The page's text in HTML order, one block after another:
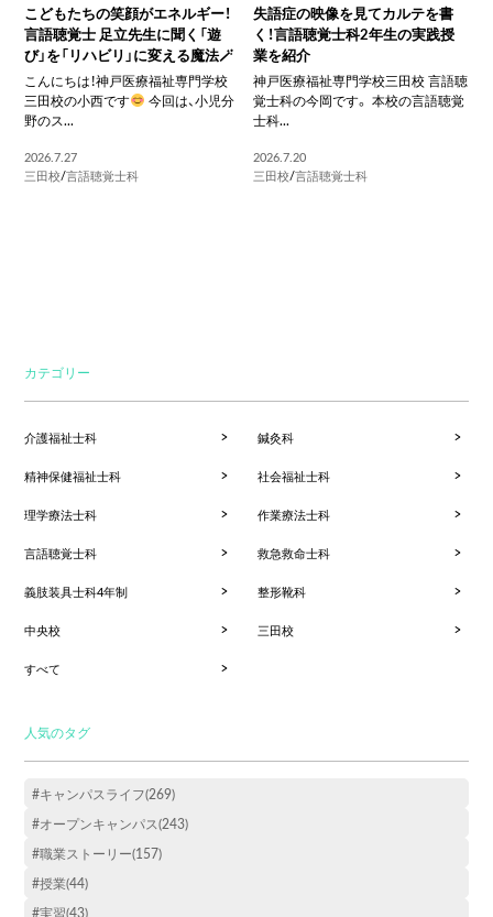
こどもたちの笑顔がエネルギー！
言語聴覚士 足立先生に聞く「遊
び」を「リハビリ」に変える魔法🪄
こんにちは！神戸医療福祉専門学校
三田校の小西です
今回は、小児分
野のス...
2026.7.27
三田校/言語聴覚士科
失語症の映像を見てカルテを書
く！言語聴覚士科2年生の実践授
業を紹介
神戸医療福祉専門学校三田校 言語聴
覚士科の今岡です。 本校の言語聴覚
士科...
2026.7.20
三田校/言語聴覚士科
カテゴリー
介護福祉士科 鍼灸科
精神保健福祉士科 社会福祉士科
理学療法士科 作業療法士科
言語聴覚士科 救急救命士科
義肢装具士科4年制 整形靴科
中央校 三田校
すべて
人気のタグ
#キャンパスライフ(269)
#オープンキャンパス(243)
#職業ストーリー(157)
#授業(44)
#実習(43)